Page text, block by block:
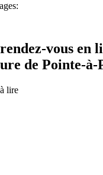
vous en
de Pointe-à-
lire